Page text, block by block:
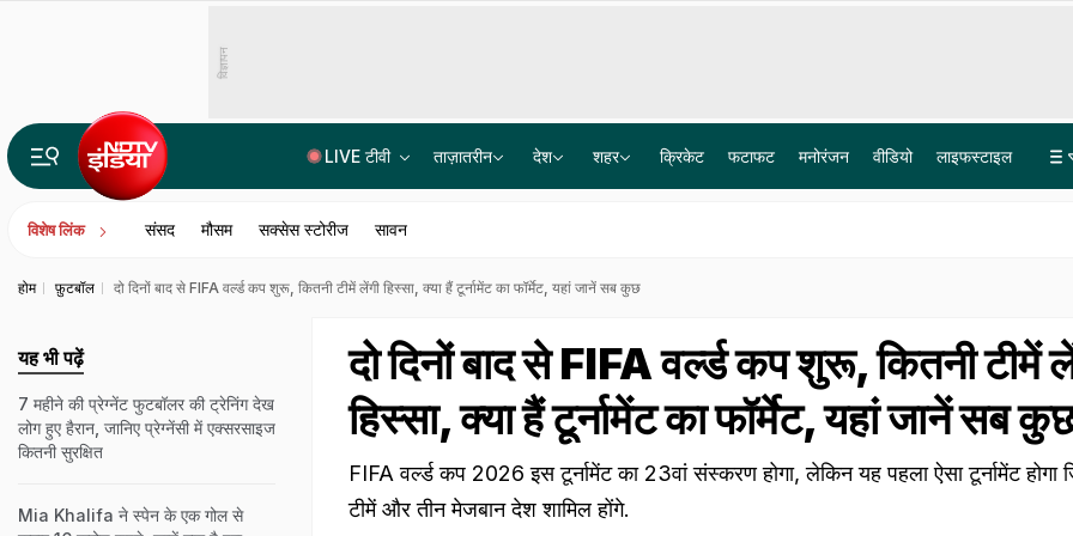
विज्ञापन
LIVE टीवी ताज़ातरीन देश शहर क्रिकेट फटाफट मनोरंजन वीडियो लाइफस्टाइल
विशेष लिंक संसद मौसम सक्सेस स्टोरीज सावन
होम फ़ुटबॉल दो दिनों बाद से FIFA वर्ल्ड कप शुरू, कितनी टीमें लेंगी हिस्सा, क्या हैं टूर्नामेंट का फॉर्मेट, यहां जानें सब कुछ
दो दिनों बाद से FIFA वर्ल्ड कप शुरू, कितनी टीमें
हिस्सा, क्या हैं टूर्नामेंट का फॉर्मेट, यहां जानें सब
FIFA वर्ल्ड कप 2026 इस टूर्नामेंट का 23वां संस्करण होगा, लेकिन यह पहला ऐसा टूर्नामेंट होगा
टीमें और तीन मेजबान देश शामिल होंगे.
यह भी पढ़ें
7 महीने की प्रेग्नेंट फुटबॉलर की ट्रेनिंग देख
लोग हुए हैरान, जानिए प्रेग्नेंसी में एक्सरसाइज
कितनी सुरक्षित
Mia Khalifa ने स्पेन के एक गोल से